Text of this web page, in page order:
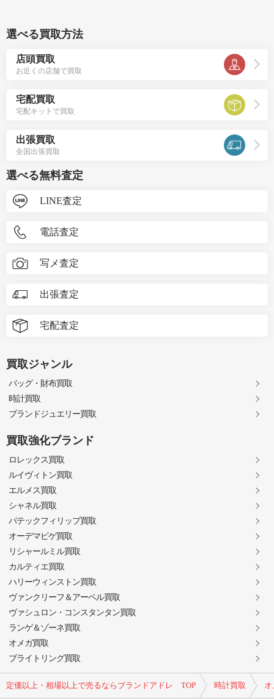
定価以上・相場以上で売るならブランドアドレ TOP 時計買取
選べる買取方法
店頭買取
お近くの店舗で買取
宅配買取
宅配キットで買取
出張買取
全国出張買取
選べる無料査定
LINE査定
電話査定
写メ査定
出張査定
宅配査定
買取ジャンル
バッグ・財布買取
時計買取
ブランドジュエリー買取
買取強化ブランド
ロレックス買取
ルイヴィトン買取
エルメス買取
シャネル買取
パテックフィリップ買取
オーデマピゲ買取
リシャールミル買取
カルティエ買取
ハリーウィンストン買取
ヴァンクリーフ＆アーペル買取
ヴァシュロン・コンスタンタン買取
ランゲ＆ゾーネ買取
オメガ買取
ブライトリング買取